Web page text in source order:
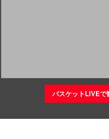
バスケットLIVEで